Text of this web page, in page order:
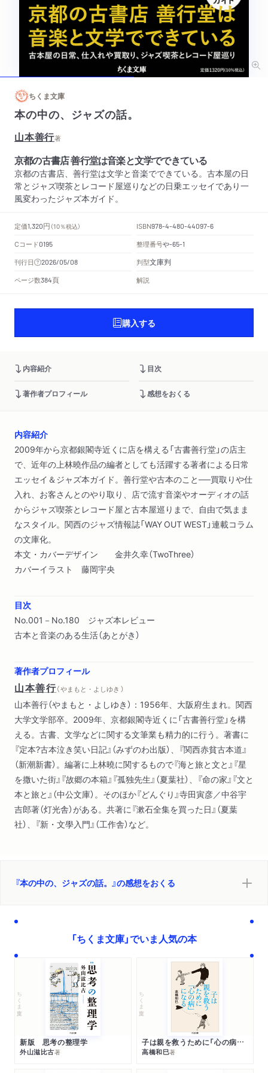
ちくま文庫
本の中の、ジャズの話。
山本善行著
京都の古書店 善行堂は音楽と文学でできている
京都の古書店、善行堂は文学と音楽でできている。古本屋の日
常とジャズ喫茶とレコード屋巡りなどの日乗エッセイであり一
風変わったジャズ本ガイド。
定価1,320円 （10％税込） ISBN978-4-480-44097-6
Cコード0195 整理番号や-65-1
刊行日 2026/05/08 判型文庫判
ページ数384頁 解説
購入する
内容紹介 目次
著作者プロフィール 感想をおくる
内容紹介
2009年から京都銀閣寺近くに店を構える「古書善行堂」の店主
で、近年の上林曉作品の編者としても活躍する著者による日常
エッセイ＆ジャズ本ガイド。善行堂や古本のこと──買取りや仕
入れ、お客さんとのやり取り、店で流す音楽やオーディオの話
からジャズ喫茶とレコード屋と古本屋巡りまで、自由で気まま
なスタイル。関西のジャズ情報誌「WAY OUT WEST」連載コラム
の文庫化。
本文・カバーデザイン 金井久幸（TwoThree）
カバーイラスト 藤岡宇央
目次
No.001－No.180 ジャズ本レビュー
古本と音楽のある生活（あとがき）
著作者プロフィール
山本善行（ やまもと・よしゆき ）
山本善行（やまもと・よしゆき）：1956年、大阪府生まれ。関西
大学文学部卒。2009年、京都銀閣寺近くに「古書善行堂」を構
える。古書、文学などに関する文筆業も精力的に行う。著書に
『定本?古本泣き笑い日記』（みずのわ出版）、『関西赤貧古本道』
（新潮新書）。編著に上林曉に関するもので『海と旅と文と』『星
を撒いた街』『故郷の本箱』『孤独先生』（夏葉社）、『命の家』『文と
本と旅と』（中公文庫）。そのほか『どんぐり』寺田寅彦／中谷宇
吉郎著（灯光舎）がある。共著に『漱石全集を買った日』（夏葉
社）、『新・文學入門』（工作舎）など。
『本の中の、ジャズの話。』の感想をおくる
「ちくま文庫」でいま人気の本
ちくま文庫
新版 思考の整理学
外山滋比古著
ちくま文庫
子は親を救うために「心の病」になる
高橋和巳著